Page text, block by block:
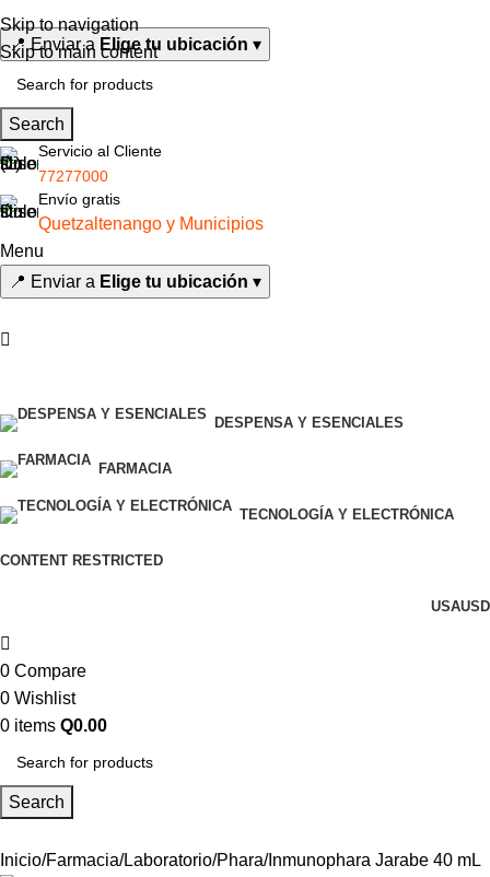
Skip to navigation
Skip to main content
📍 Enviar a Elige tu ubicación ▾
Search
Servicio al Cliente
77277000
Envío gratis
Quetzaltenango y Municipios
Menu
📍 Enviar a Elige tu ubicación ▾
DESPENSA Y ESENCIALES
FARMACIA
TECNOLOGÍA Y ELECTRÓNICA
CONTENT RESTRICTED
USAUSD
0 Compare
0 Wishlist
0 items Q0.00
Search
Inicio Farmacia Laboratorio Phara Inmunophara Jarabe 40 mL